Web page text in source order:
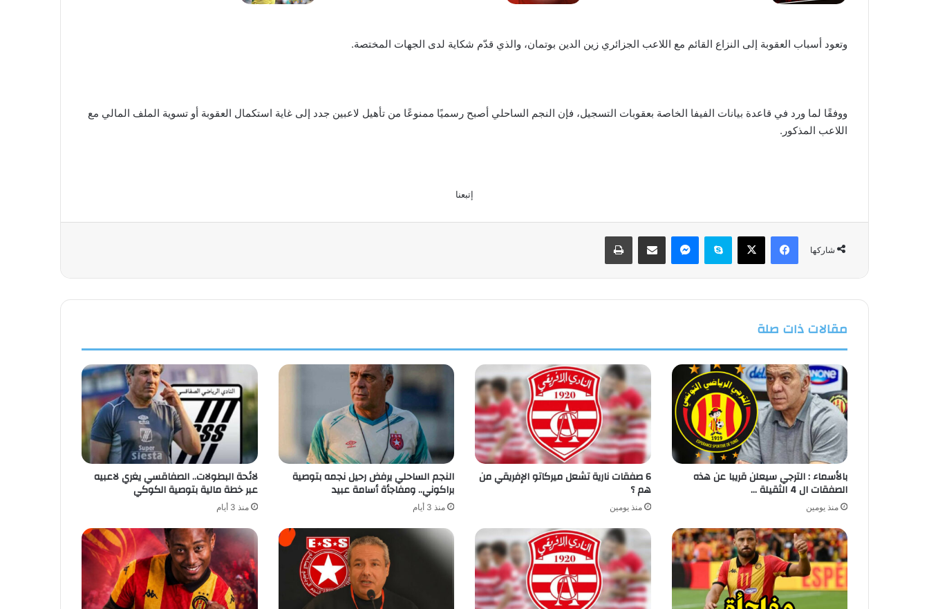
وتعود أسباب العقوبة إلى النزاع القائم مع اللاعب الجزائري زين الدين بوتمان، والذي قدّم شكاية لدى الجهات المختصة.
ووفقًا لما ورد في قاعدة بيانات الفيفا الخاصة بعقوبات التسجيل، فإن النجم الساحلي أصبح رسميًا ممنوعًا من تأهيل لاعبين جدد إلى غاية استكمال العقوبة أو تسوية الملف المالي مع
اللاعب المذكور.
إتبعنا
شاركها
فيسبوك سكايب
مقالات ذات صلة
بالأسماء : الترجي سيعلن قريبا عن هذه
الصفقات ال 4 الثقيلة …
منذ يومين
6 صفقات نارية تشعل ميركاتو الإفريقي من
هم ؟
منذ يومين
النجم الساحلي يرفض رحيل نجمه بتوصية
براكوني.. ومفاجأة أسامة عبيد
منذ 3 أيام
لائحة البطولات.. الصفاقسي يغري لاعبيه
عبر خطة مالية بتوصية الكوكي
منذ 3 أيام